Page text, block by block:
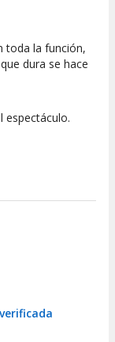
toda la función,
dura se hace
espectáculo.